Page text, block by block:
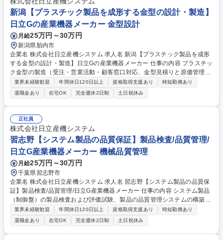
新潟【プラスチック製品を成形する金型の設計・製造】
日立Gの産業機器メーカー 金型設計
月給25万円～30万円
新潟県胎内市
企業名 株式会社日立産機システム 求人名 新潟【プラスチック製品を成形
する金型の設計・製造】日立Gの産業機器メーカー 仕事の内容 プラスチッ
ク金型の製造（受注・営業活動・顧客窓口対応、金型見積りと原価管理、
金型設計（組図、部品、部品表、仕様書の作成、2D、3Dモデリング設
計））をお任せいたします。 【業務内容】■顧客訪問し案件情報を入手し
たり、TELやメール等で対応 ■顧客仕様をもとに、金型構造の構想検討し
見積りを行う ■仕様、構想図、他資料をもってDRを行い詳細設計を進
め、金型図面を作成し手配する ■金型設計においては、2DCAD、3DCAD
を使用し設計する ■金型完成後の試作成形においては、客先へ伺い立合い
をする場合もあり 募集職種 新潟【プラスチック製品を成形する金型の設
計・製造】日立Gの産業機器メーカー
業界未経験歓迎 年間休日120日以上 資格取得支援あり
時短勤務あり
退職金あり
在宅OK 完全週休2日制 土日祝休み
正社員
株式会社日立産機システム
習志野【システム製品の品質保証】製品検査/品質管理/
日立G産業機器メーカー 機械品質管理
月給25万円～30万円
千葉県習志野市
企業名 株式会社日立産機システム 求人名 習志野【システム製品の品質保
証】製品検査/品質管理/日立G産業機器メーカー 仕事の内容 システム製品
（制御盤）の製品検査および評価試験、製品の品質管理システムの構築と
改善による製品品質の向上、市場からのクレーム対応、返却不具合品の原
因調査業務をお任せいたします。 【業務内容】■測定器や治工具・設備を
使用して製品検査や性能確認試験を実施し、要求されている品質を満たし
ていること確認■試験結果の整理と判定、および報告書作成■場内で発生す
業界未経験歓迎 年間休日120日以上 資格取得支援あり
時短勤務あり
退職金あり
在宅OK 完全週休2日制 土日祝休み